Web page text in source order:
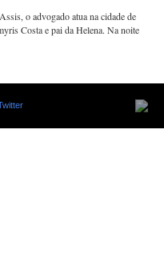
o advogado atua na cidade de
Costa e pai da Helena. Na noite